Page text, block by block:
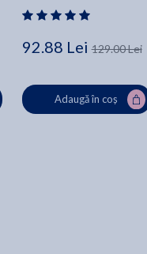
92.88 Lei 129.00 Lei
Adaugă în coș